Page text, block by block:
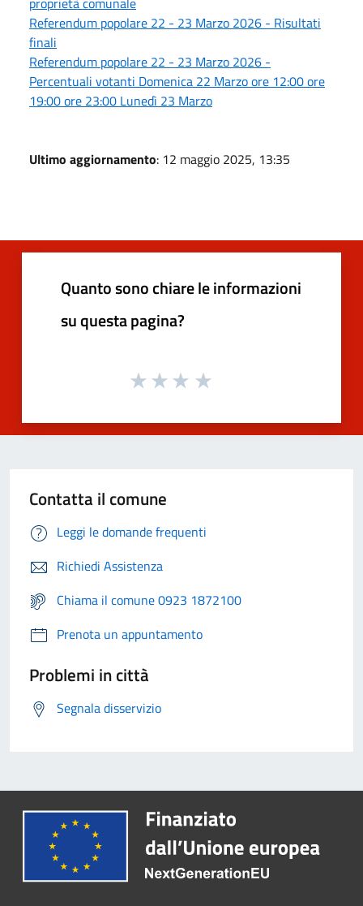
Referendum popolare 22 - 23 Marzo 2026 - Risultati
finali
Referendum popolare 22 - 23 Marzo 2026 -
Percentuali votanti Domenica 22 Marzo ore 12:00 ore
19:00 ore 23:00 Lunedì 23 Marzo
Ultimo aggiornamento: 12 maggio 2025, 13:35
Quanto sono chiare le informazioni
su questa pagina?
Contatta il comune
Leggi le domande frequenti
Richiedi Assistenza
Chiama il comune 0923 1872100
Prenota un appuntamento
Problemi in città
Segnala disservizio